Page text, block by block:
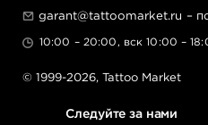
garant@tattoomarket.ru –
10:00 – 20:00, вск 10:00 –
© 1999-2026, Tattoo Market
Следуйте за нами